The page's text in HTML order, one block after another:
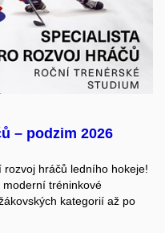
– podzim 2026
hráčů ledního hokeje!
moderní tréninkové
kategorií až po